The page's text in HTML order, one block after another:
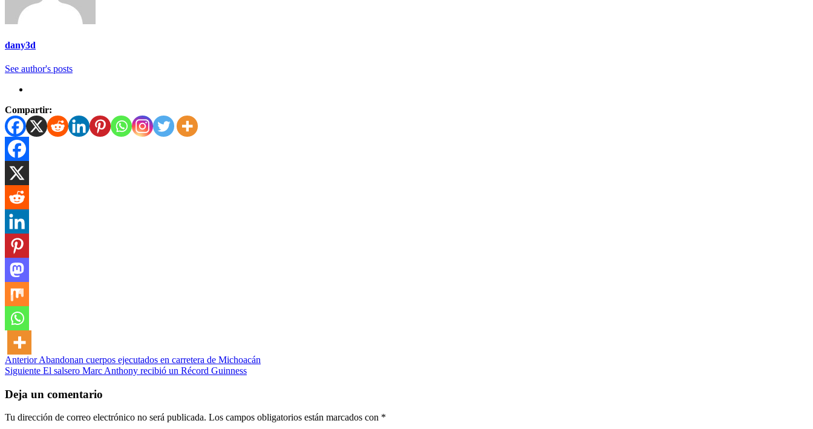
dany3d
See author's posts
Compartir:
Post
navigation
AnteriorAbandonan cuerpos ejecutados en carretera de Michoacán
Siguiente El salsero Marc Anthony recibió un Récord Guinness
Deja un comentario
Tu dirección de correo electrónico no será publicada. Los campos obligatorios están marcados con *